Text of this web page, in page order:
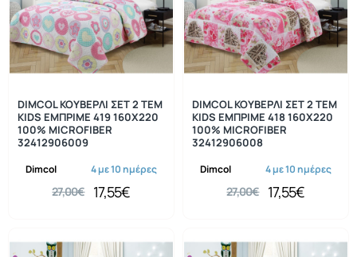
-35%
Dimcol 4 με 10 ημέρες
DIMCOL ΚΟΥΒΕΡΛΙ ΣΕΤ 2 ΤΕΜ
KIDS ΕΜΠΡΙΜΕ 419 160X220
100% MICROFIBER
32412906009
17,55€
27,00€
-35%
Dimcol 4 με 10 ημέρες
DIMCOL ΚΟΥΒΕΡΛΙ ΣΕΤ 2 ΤΕΜ
KIDS ΕΜΠΡΙΜΕ 418 160X220
100% MICROFIBER
32412906008
17,55€
27,00€